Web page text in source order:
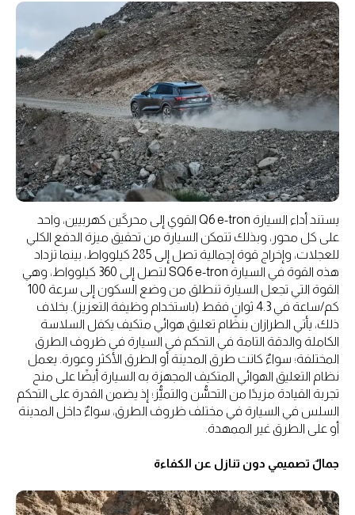
يستند أداء السيارة Q6 e-tron القوي إلى محركَين كهربيين، واحد
على كل محور، وبذلك تتمكن السيارة من تحقيق ميزة الدفع الكلي
للعجلات، وإخراج قوة إجمالية تصل إلى 285 كيلوواط، بينما تزداد
هذه القوة في السيارة SQ6 e-tron لتصل إلى 360 كيلوواط، وهي
القوة التي تجعل السيارة تنطلق من وضع السكون إلى سرعة 100
كم/ساعة في 4.3 ثوانٍ فقط (باستخدام وظيفة التعزيز). بخلاف
ذلك، يأتي الطرازان بنظام تعليق هوائي متكيف يكفل السلاسة
الكاملة والدقة التامة في التحكم في السيارة في ظروف الطرق
المختلفة؛ سواءٌ كانت طرق المدينة أو الطرق الأكثر وعورة. يعمل
نظام التعليق الهوائي المتكيف المجهزة به السيارة أيضًا على منح
تجربة القيادة مزيدًا من التحسُّن والتميُّز؛ إذ يضمن القدرة على التحكم
السلس في السيارة في مختلف ظروف الطرق، سواءٌ داخل المدينة
أو على الطرق غير الممهدة.
جمالٌ تصميمي دون تنازل عن الكفاءة